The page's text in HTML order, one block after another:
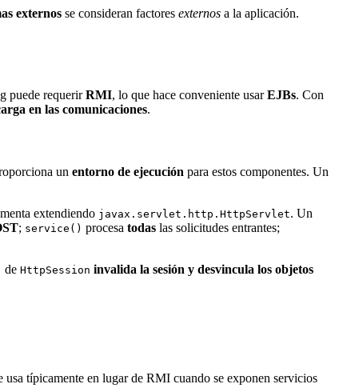
externos se consideran factores externos a la aplicación.
puede requerirRMI, lo que hace conveniente usarEJBs. Con
en las comunicaciones.
un entorno de ejecución para estos componentes. Un
extendiendo javax.servlet.http.HttpServlet. Un
; service() procesa todas las solicitudes entrantes;
de HttpSession invalida la sesión y desvincula los objetos
usa típicamente en lugar de RMI cuando se exponen servicios